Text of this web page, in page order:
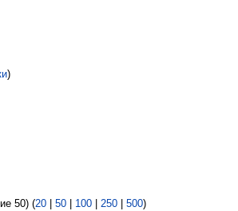
)
50) (20 50 100 250 500)